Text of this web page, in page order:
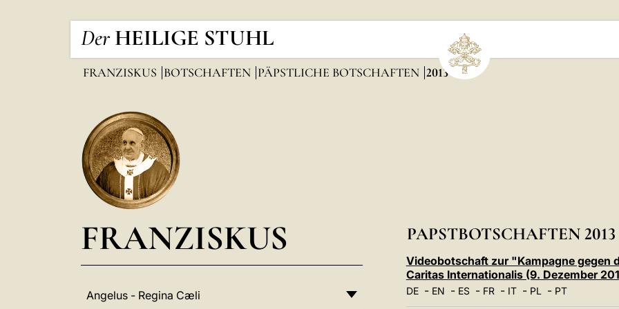
Der HEILIGE STUHL
FRANZISKUS BOTSCHAFTEN PÄPSTLICHE BOTSCHAFTEN 2013
FRANZISKUS
Angelus - Regina Cæli
PAPSTBOTSCHAFTEN 2013
Videobotschaft zur "Kampagne gegen
Caritas Internationalis (9. Dezember
DE- EN - ES- FR- IT- PL- PT